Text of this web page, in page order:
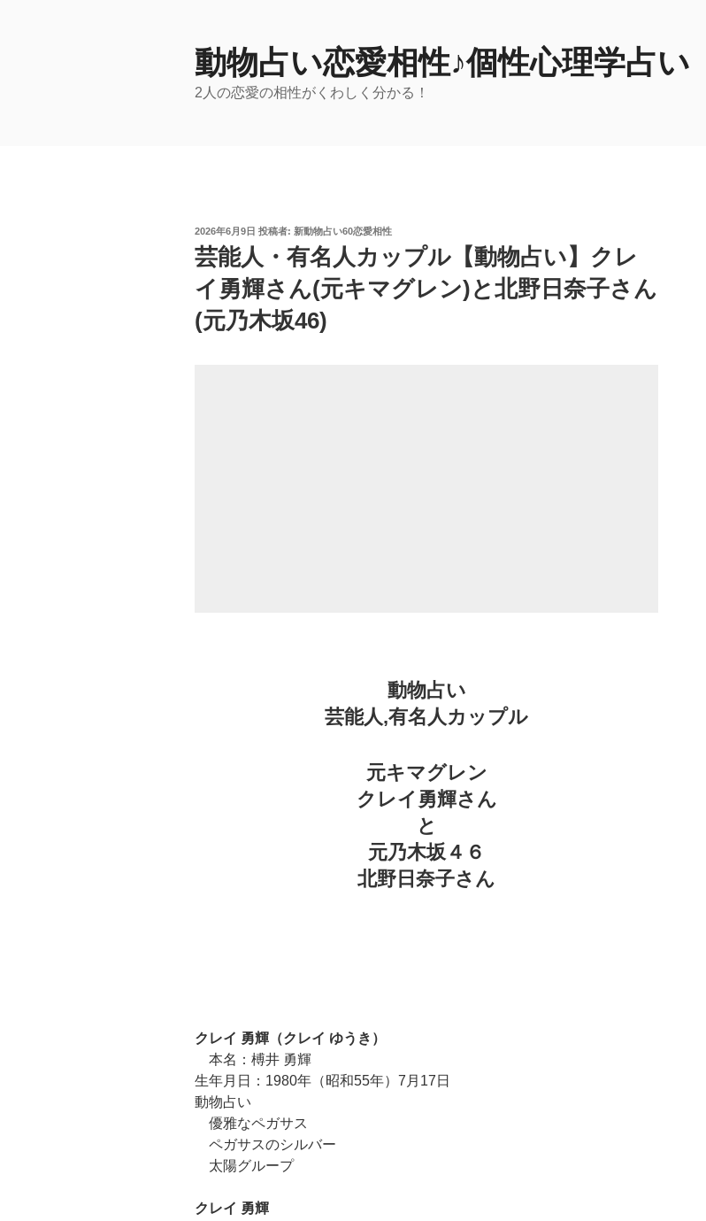
動物占い恋愛相性♪個性心理学占い
2人の恋愛の相性がくわしく分かる！
投
稿
日:
2026年6月9日 投稿者: 新動物占い60恋愛相性
芸能人・有名人カップル【動物占い】クレ
イ勇輝さん(元キマグレン)と北野日奈子さん
(元乃木坂46)
動物占い
芸能人,有名人カップル
元キマグレン
クレイ勇輝さん
と
元乃木坂４６
北野日奈子さん
クレイ 勇輝（クレイ ゆうき）
本名：榑井 勇輝
生年月日：1980年（昭和55年）7月17日
動物占い
優雅なペガサス
ペガサスのシルバー
太陽グループ
クレイ 勇輝